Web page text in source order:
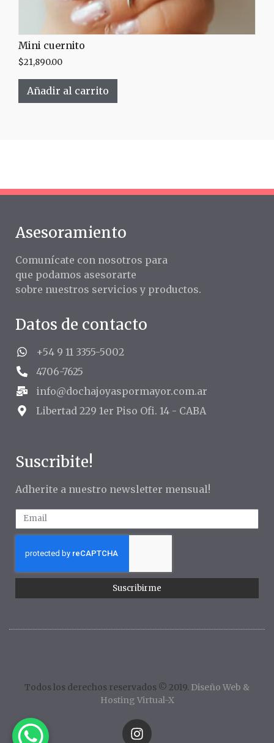
Mini cuernito
$21,890.00
Añadir al carrito
Asesoramiento
Comunícate con nosotros para
que podamos asesorarte
sobre nuestros servicios y productos.
Datos de contacto
+54 9 11 3355-5002
4706-7625
info@dochajoyaspormayor.com.ar
Libertad 229 1er Piso Ofi. 14 - CABA
Suscribite!
Adherite a nuestro newsletter mensual!
Suscribirme
Todos los derechos reservados © 2019. Diseño Web &
Hosting Virtual-X